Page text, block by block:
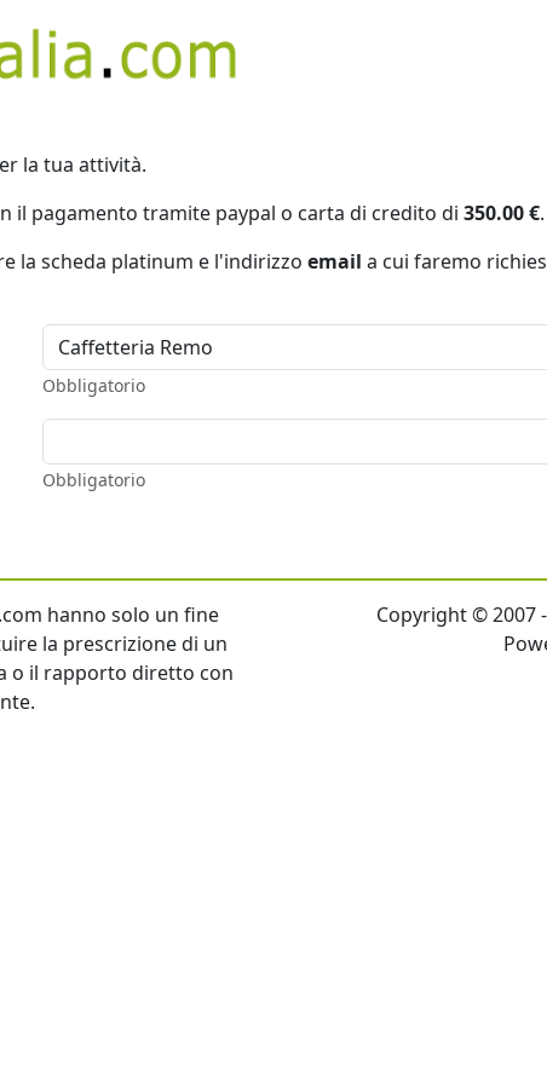
la tua attività.
il pagamento tramite paypal o carta di credito di 350.00 €.
la scheda platinum e l'indirizzo email a cui faremo
Obbligatorio
Obbligatorio
hanno solo un fine
la prescrizione di un
o il rapporto diretto con
Copyright © 2007